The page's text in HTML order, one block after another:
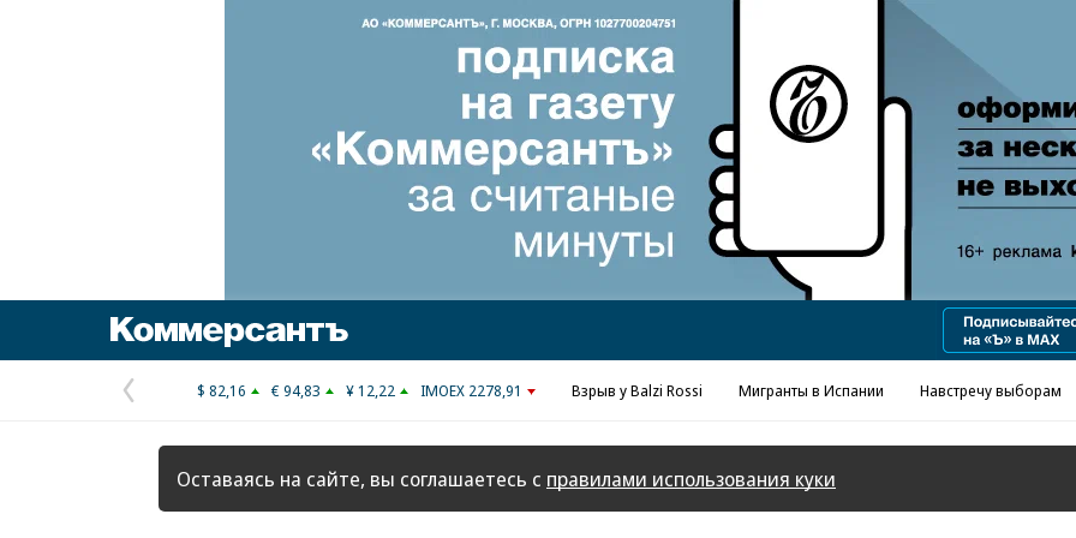
Реклама в «Ъ» www.kommersant.ru/ad
Предыдущая
страница
$ 82,16 € 94,83 ¥ 12,22 IMOEX 2278,91 Взрыв у Balzi Rossi Мигранты в Испании Навстречу выборам
Оставаясь на сайте, вы соглашаетесь с правилами использования куки